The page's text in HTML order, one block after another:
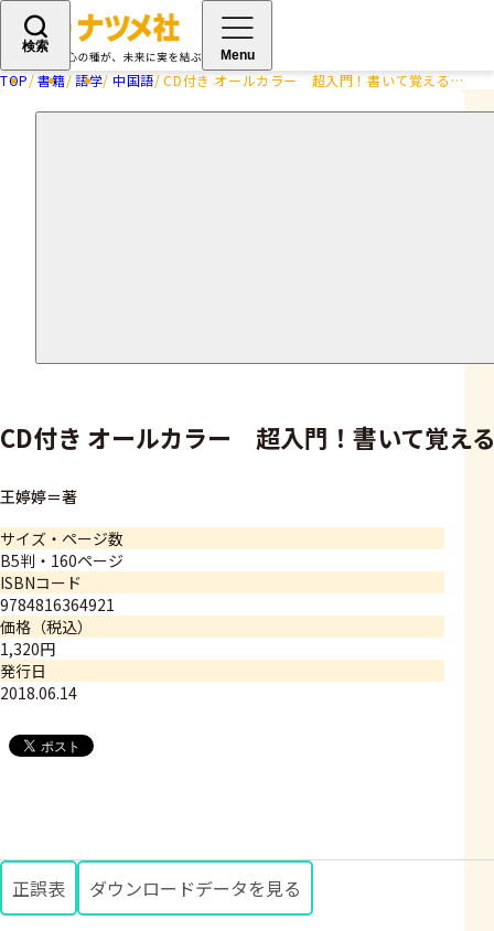
検索
Menu
TOP 書籍 語学 中国語 CD付き オールカラー 超入門！書いて覚える中国語ドリル
CD付き オールカラー 超入門！書いて覚え
王婷婷＝著
サイズ・ページ数
B5判・160ページ
ISBNコード
9784816364921
価格（税込）
1,320円
発行日
2018.06.14
正誤表 ダウンロードデータを見る